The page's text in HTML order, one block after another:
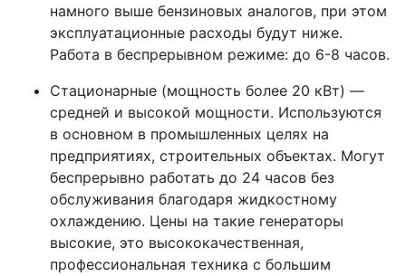
намного выше бензиновых аналогов, при этом
эксплуатационные расходы будут ниже.
Работа в беспрерывном режиме: до 6-8 часов.
Стационарные (мощность более 20 кВт) —
средней и высокой мощности. Используются
в основном в промышленных целях на
предприятиях, строительных объектах. Могут
беспрерывно работать до 24 часов без
обслуживания благодаря жидкостному
охлаждению. Цены на такие генераторы
высокие, это высококачественная,
профессиональная техника с большим